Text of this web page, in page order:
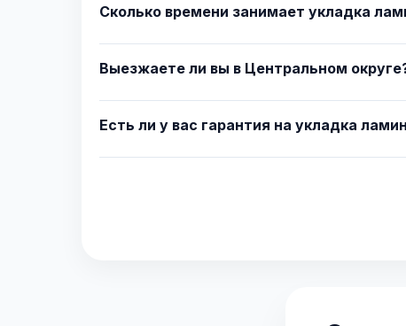
Сколько времени занимает укладка
Выезжаете ли вы в Центральном
Есть ли у вас гарантия на укладка